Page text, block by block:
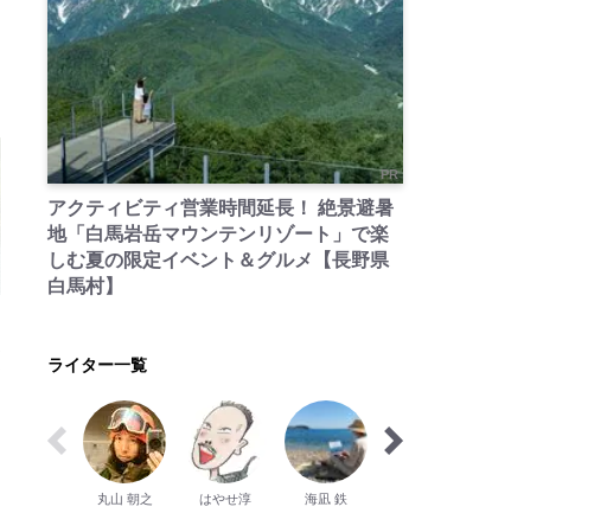
PR
アクティビティ営業時間延長！ 絶景避暑
地「白馬岩岳マウンテンリゾート」で楽
しむ夏の限定イベント＆グルメ【長野県
白馬村】
ライター一覧
丸山 朝之 はやせ淳 海凪 鉄